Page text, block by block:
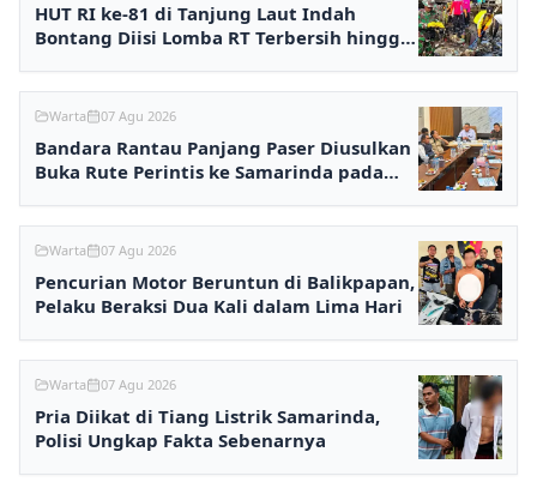
HUT RI ke-81 di Tanjung Laut Indah
Bontang Diisi Lomba RT Terbersih hingga
Warta 07 Agu 2026
Bandara Rantau Panjang Paser Diusulkan
Buka Rute Perintis ke Samarinda pada
Warta 07 Agu 2026
Pencurian Motor Beruntun di Balikpapan,
Pelaku Beraksi Dua Kali dalam Lima Hari
Warta 07 Agu 2026
Pria Diikat di Tiang Listrik Samarinda,
Polisi Ungkap Fakta Sebenarnya